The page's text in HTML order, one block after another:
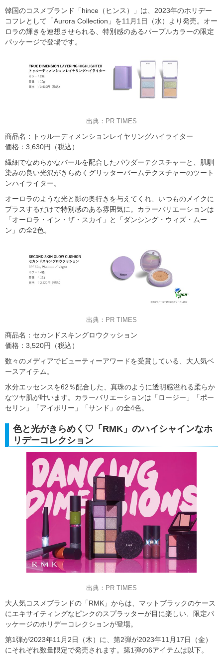
韓国のコスメブランド「hince（ヒンス）」は、2023年のホリデー
コフレとして「Aurora Collection」を11月1日（水）より発売。オー
ロラの輝きを連想させられる、特別感のあるパープルカラーの限定
パッケージで登場です。
出典：PR TIMES
商品名：トゥルーディメンションレイヤリングハイライター
価格：3,630円（税込）
繊細でなめらかなパールを配合したパウダーテクスチャーと、肌馴
染みの良い光沢がきらめくグリッターバームテクスチャーのツート
ンハイライター。
オーロラのような光と影の奥行きを与えてくれ、いつものメイクに
プラスするだけで特別感のある雰囲気に。カラーバリエーションは
「オーロラ・イン・ザ・スカイ」と「ダンシング・ウィズ・ムー
ン」の全2色。
出典：PR TIMES
商品名：セカンドスキングロウクッション
価格：3,520円（税込）
数々のメディアでビューティーアワードを受賞している、大人気ベ
ースアイテム。
水分エッセンスを62％配合した、真珠のように透明感溢れる柔らか
なツヤ肌が叶います。カラーバリエーションは「ロージー」「ポー
セリン」「アイボリー」「サンド」の全4色。
色と光がきらめく♡「RMK」のハイシャインなホ
リデーコレクション
出典：PR TIMES
大人気コスメブランドの「RMK」からは、マットブラックのケース
にエキサイティングなピンクのスプラッターが目に楽しい、限定パ
ッケージのホリデーコレクションが登場。
第1弾が2023年11月2日（木）に、第2弾が2023年11月17日（金）
にそれぞれ数量限定で発売されます。第1弾の6アイテムは以下。